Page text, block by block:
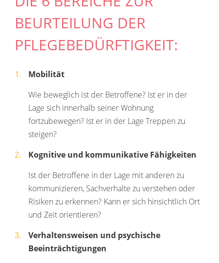
BEURTEILUNG DER
PFLEGEBEDÜRFTIGKEIT:
Mobilität
Wie beweglich ist der Betroffene? Ist er in der
Lage sich innerhalb seiner Wohnung
fortzubewegen? Ist er in der Lage Treppen zu
steigen?
Kognitive und kommunikative Fähigkeiten
Ist der Betroffene in der Lage mit anderen zu
kommunizieren, Sachverhalte zu verstehen oder
Risiken zu erkennen? Kann er sich hinsichtlich Ort
und Zeit orientieren?
Verhaltensweisen und psychische
Beeinträchtigungen